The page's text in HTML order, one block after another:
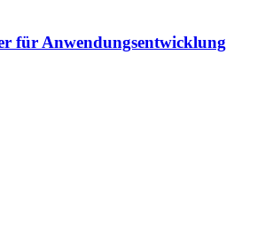
für Anwendungsentwicklung